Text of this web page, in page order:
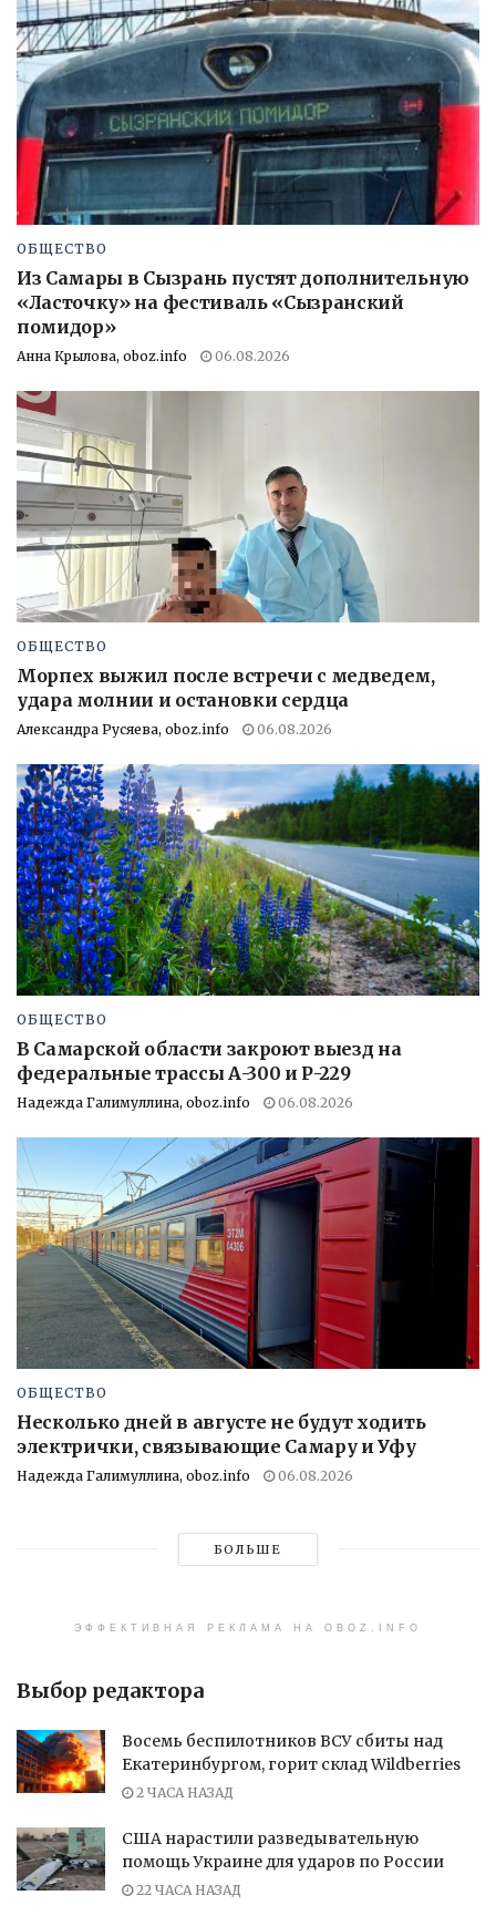
ОБЩЕСТВО
Из Самары в Сызрань пустят дополнительную
«Ласточку» на фестиваль «Сызранский
помидор»
Анна Крылова, oboz.info 06.08.2026
ОБЩЕСТВО
Морпех выжил после встречи с медведем,
удара молнии и остановки сердца
Александра Русяева, oboz.info 06.08.2026
ОБЩЕСТВО
В Самарской области закроют выезд на
федеральные трассы А-300 и Р-229
Надежда Галимуллина, oboz.info 06.08.2026
ОБЩЕСТВО
Несколько дней в августе не будут ходить
электрички, связывающие Самару и Уфу
Надежда Галимуллина, oboz.info 06.08.2026
БОЛЬШЕ
ЭФФЕКТИВНАЯ РЕКЛАМА НА OBOZ.INFO
Выбор редактора
Восемь беспилотников ВСУ сбиты над
Екатеринбургом, горит склад Wildberries
2 ЧАСА НАЗАД
США нарастили разведывательную
помощь Украине для ударов по России
22 ЧАСА НАЗАД